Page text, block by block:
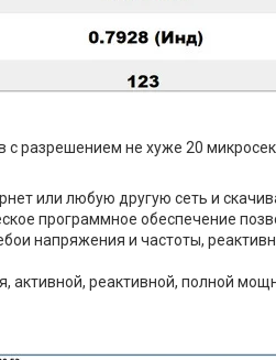
разрешением не хуже 20
или любую другую сеть и
программное обеспечение
напряжения и частоты,
активной, реактивной, полной